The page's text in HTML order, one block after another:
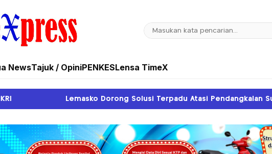
NewsTajuk / OpiniPENKESLensa TimeX
Dorong Solusi Terpadu Atasi Pendangkalan Sungai Sipu Sipu